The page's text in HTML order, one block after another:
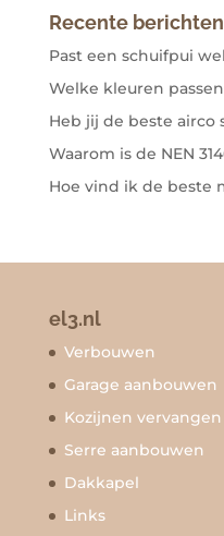
Recente berichten
Past een schuifpui
Welke kleuren
Heb jij de beste airco
Waarom is de NEN
Hoe vind ik de beste
el3.nl
Verbouwen
Garage aanbouwen
Kozijnen vervangen
Serre aanbouwen
Dakkapel
Links